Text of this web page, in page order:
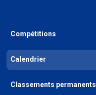
Compétitions
Calendrier
Classements permanents